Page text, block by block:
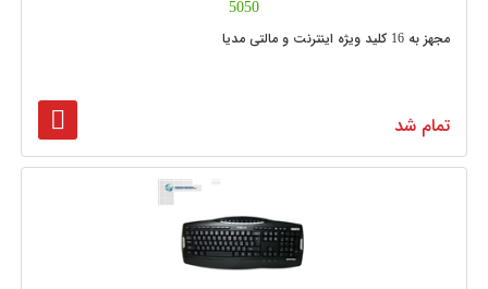
5050
مجهز به 16 کلید ویژه اینترنت و مالتی مدیا
تمام شد